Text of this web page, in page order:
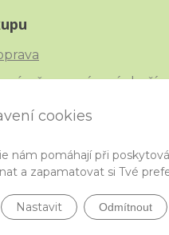
cookies
nám pomáhají při
a zapamatovat si Tvé
Nastavit Odmítnout
výměna a vrácení zboží
údajů
široko daleko •